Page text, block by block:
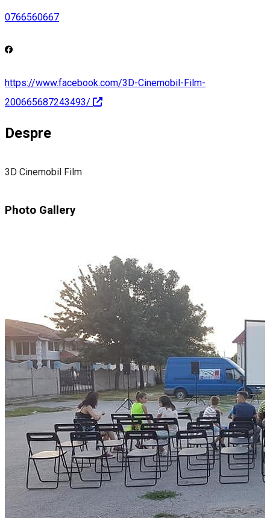
0766560667
https://www.facebook.com/3D-Cinemobil-Film-
200665687243493/
Despre
3D Cinemobil Film
Photo Gallery